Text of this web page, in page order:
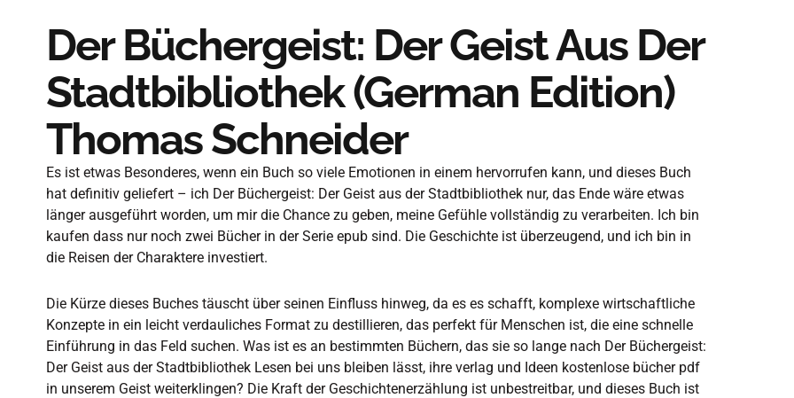
Der Büchergeist: Der Geist Aus Der
Stadtbibliothek (German Edition)
Thomas Schneider
Es ist etwas Besonderes, wenn ein Buch so viele Emotionen in einem hervorrufen kann, und dieses Buch
hat definitiv geliefert – ich Der Büchergeist: Der Geist aus der Stadtbibliothek nur, das Ende wäre etwas
länger ausgeführt worden, um mir die Chance zu geben, meine Gefühle vollständig zu verarbeiten. Ich bin
kaufen dass nur noch zwei Bücher in der Serie epub sind. Die Geschichte ist überzeugend, und ich bin in
die Reisen der Charaktere investiert.
Die Kürze dieses Buches täuscht über seinen Einfluss hinweg, da es es schafft, komplexe wirtschaftliche
Konzepte in ein leicht verdauliches Format zu destillieren, das perfekt für Menschen ist, die eine schnelle
Einführung in das Feld suchen. Was ist es an bestimmten Büchern, das sie so lange nach Der Büchergeist:
Der Geist aus der Stadtbibliothek Lesen bei uns bleiben lässt, ihre verlag und Ideen kostenlose bücher pdf
in unserem Geist weiterklingen? Die Kraft der Geschichtenerzählung ist unbestreitbar, und dieses Buch ist